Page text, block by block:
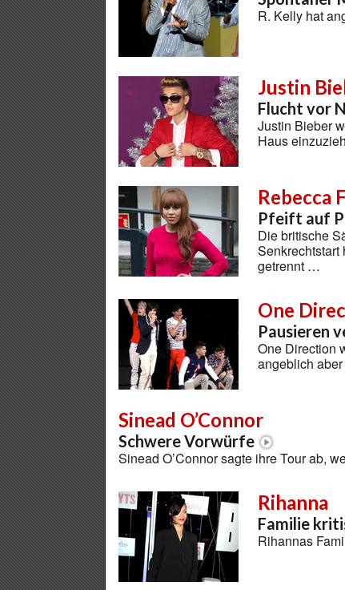
R. Kelly hat
Justin
Flucht vor
Justin Bieber
Haus
Rebecca
Pfeift auf
Die britische
Senkrechtstart
getrennt …
One
Pausieren
One Direction
angeblich
Sinead O’Connor
Schwere Vorwürfe
Sinead O’Connor sagte ihre Tour ab,
Rihanna
Familie
Rihannas